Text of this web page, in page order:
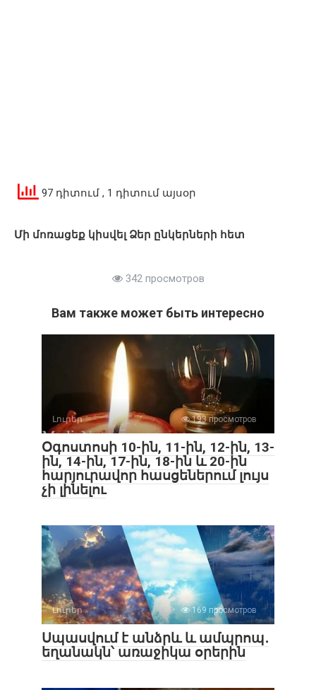
97 դիտում , 1 դիտում այսօր
Մի մոռացեք կիսվել Ձեր ընկերների հետ
342 просмотров
Вам также может быть интересно
Լուրեր 193 просмотров
Օգոստոսի 10-ին, 11-ին, 12-ին, 13-
ին, 14-ին, 17-ին, 18-ին և 20-ին
հարյուրավոր հասցեներում լույս
չի լինելու
Լուրեր 169 просмотров
Սպասվում է անձրև և ամպրոպ․
եղանակն՝ առաջիկա օրերին